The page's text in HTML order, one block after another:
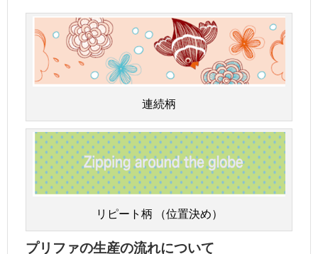
連続柄
リピート柄 （位置決め）
プリファの生産の流れについて